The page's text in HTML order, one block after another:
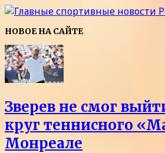
НОВОЕ НА САЙТЕ
Зверев не смог
круг теннисного
Монреале